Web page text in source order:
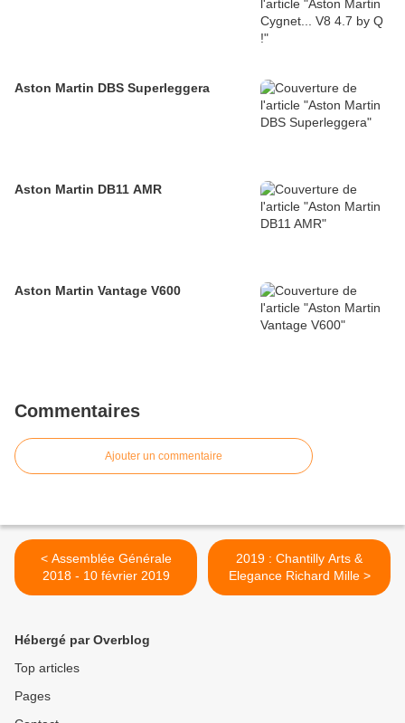
Aston Martin DBS Superleggera
Aston Martin DB11 AMR
Aston Martin Vantage V600
Commentaires
Ajouter un commentaire
< Assemblée Générale
2018 - 10 février 2019
2019 : Chantilly Arts &
Elegance Richard Mille >
Hébergé par Overblog
Top articles
Pages